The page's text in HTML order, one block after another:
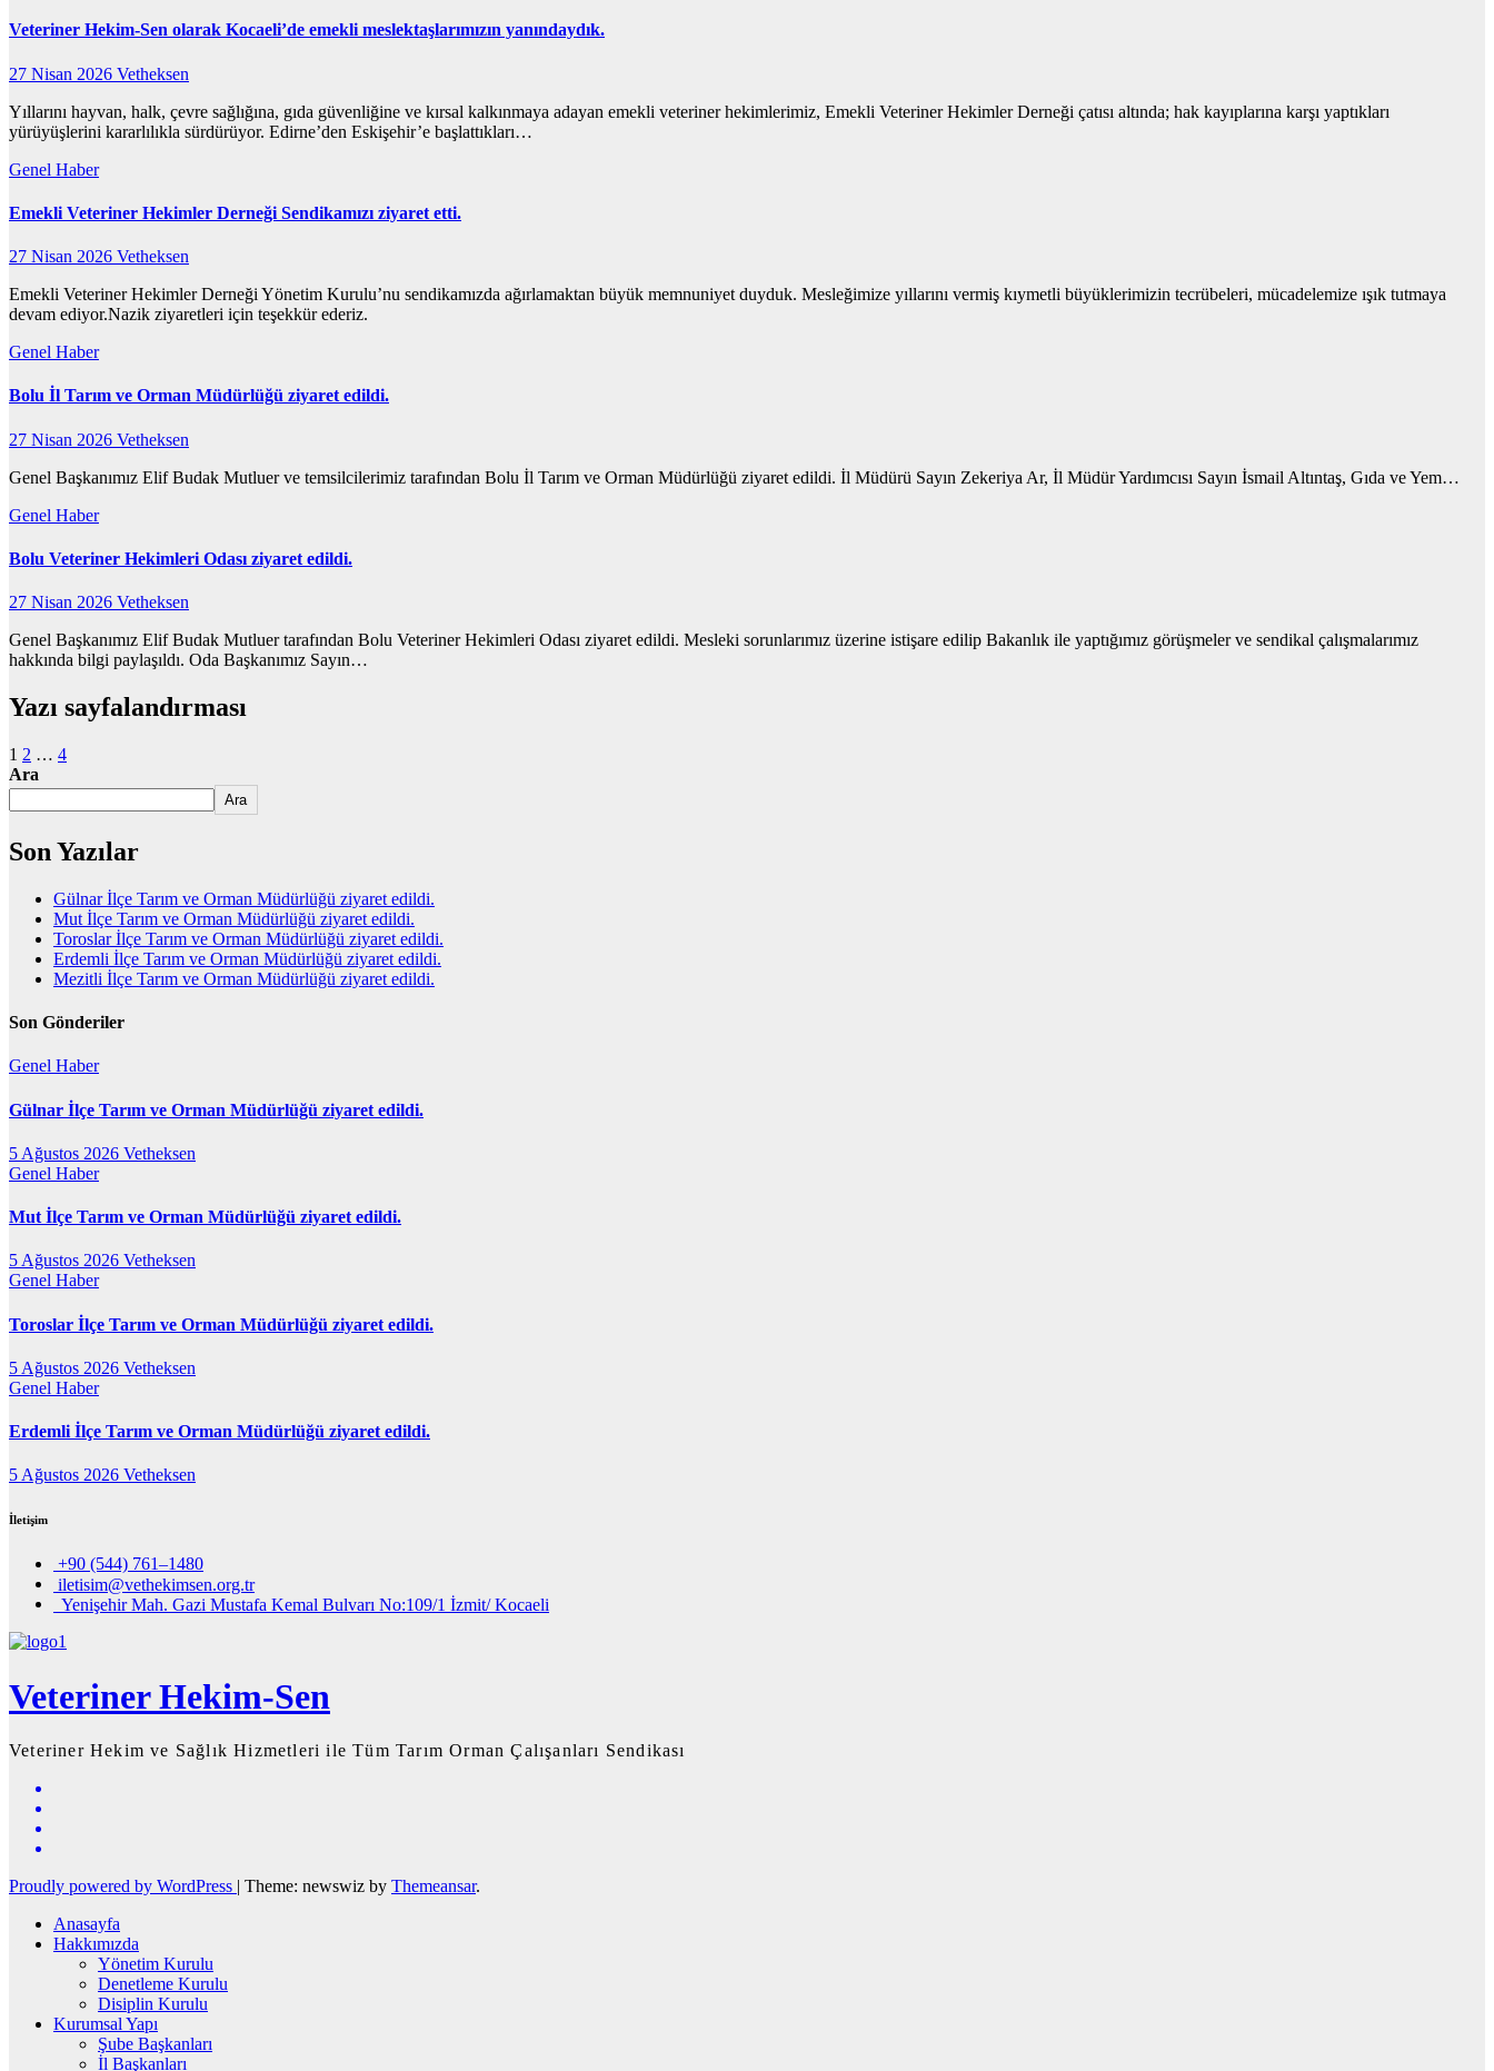
Veteriner Hekim-Sen olarak Kocaeli’de emekli meslektaşlarımızın yanındaydık.
27 Nisan 2026 Vetheksen
Yıllarını hayvan, halk, çevre sağlığına, gıda güvenliğine ve kırsal kalkınmaya adayan emekli veteriner hekimlerimiz, Emekli Veteriner Hekimler Derneği çatısı altında; hak kayıplarına karşı yaptıkları
yürüyüşlerini kararlılıkla sürdürüyor. Edirne’den Eskişehir’e başlattıkları…
Genel Haber
Emekli Veteriner Hekimler Derneği Sendikamızı ziyaret etti.
27 Nisan 2026 Vetheksen
Emekli Veteriner Hekimler Derneği Yönetim Kurulu’nu sendikamızda ağırlamaktan büyük memnuniyet duyduk. Mesleğimize yıllarını vermiş kıymetli büyüklerimizin tecrübeleri, mücadelemize ışık tutmaya
devam ediyor.Nazik ziyaretleri için teşekkür ederiz.
Genel Haber
Bolu İl Tarım ve Orman Müdürlüğü ziyaret edildi.
27 Nisan 2026 Vetheksen
Genel Başkanımız Elif Budak Mutluer ve temsilcilerimiz tarafından Bolu İl Tarım ve Orman Müdürlüğü ziyaret edildi. İl Müdürü Sayın Zekeriya Ar, İl Müdür Yardımcısı Sayın İsmail Altıntaş, Gıda ve Yem…
Genel Haber
Bolu Veteriner Hekimleri Odası ziyaret edildi.
27 Nisan 2026 Vetheksen
Genel Başkanımız Elif Budak Mutluer tarafından Bolu Veteriner Hekimleri Odası ziyaret edildi. Mesleki sorunlarımız üzerine istişare edilip Bakanlık ile yaptığımız görüşmeler ve sendikal çalışmalarımız
hakkında bilgi paylaşıldı. Oda Başkanımız Sayın…
Yazı sayfalandırması
1 2 … 4
Ara
Ara
Son Yazılar
Gülnar İlçe Tarım ve Orman Müdürlüğü ziyaret edildi.
Mut İlçe Tarım ve Orman Müdürlüğü ziyaret edildi.
Toroslar İlçe Tarım ve Orman Müdürlüğü ziyaret edildi.
Erdemli İlçe Tarım ve Orman Müdürlüğü ziyaret edildi.
Mezitli İlçe Tarım ve Orman Müdürlüğü ziyaret edildi.
Son Gönderiler
Genel Haber
Gülnar İlçe Tarım ve Orman Müdürlüğü ziyaret edildi.
5 Ağustos 2026 Vetheksen
Genel Haber
Mut İlçe Tarım ve Orman Müdürlüğü ziyaret edildi.
5 Ağustos 2026 Vetheksen
Genel Haber
Toroslar İlçe Tarım ve Orman Müdürlüğü ziyaret edildi.
5 Ağustos 2026 Vetheksen
Genel Haber
Erdemli İlçe Tarım ve Orman Müdürlüğü ziyaret edildi.
5 Ağustos 2026 Vetheksen
İletişim
+90 (544) 761–1480
iletisim@vethekimsen.org.tr
Yenişehir Mah. Gazi Mustafa Kemal Bulvarı No:109/1 İzmit/ Kocaeli
Veteriner Hekim-Sen
Veteriner Hekim ve Sağlık Hizmetleri ile Tüm Tarım Orman Çalışanları Sendikası
Proudly powered by WordPress | Theme: newswiz by Themeansar.
Anasayfa
Hakkımızda
Yönetim Kurulu
Denetleme Kurulu
Disiplin Kurulu
Kurumsal Yapı
Şube Başkanları
İl Başkanları